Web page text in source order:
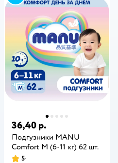
36,40 р.
Подгузники MANU
Comfort M (6-11 кг) 62 шт.
5